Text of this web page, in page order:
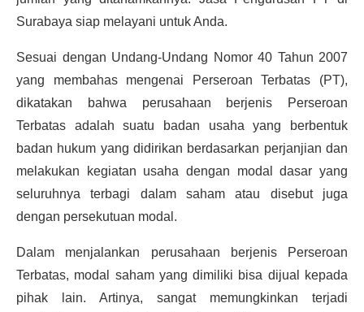
Surabaya siap melayani untuk Anda.
Sesuai dengan Undang-Undang Nomor 40 Tahun 2007
yang membahas mengenai Perseroan Terbatas (PT),
dikatakan bahwa perusahaan berjenis Perseroan
Terbatas adalah suatu badan usaha yang berbentuk
badan hukum yang didirikan berdasarkan perjanjian dan
melakukan kegiatan usaha dengan modal dasar yang
seluruhnya terbagi dalam saham atau disebut juga
dengan persekutuan modal.
Dalam menjalankan perusahaan berjenis Perseroan
Terbatas, modal saham yang dimiliki bisa dijual kepada
pihak lain. Artinya, sangat memungkinkan terjadi